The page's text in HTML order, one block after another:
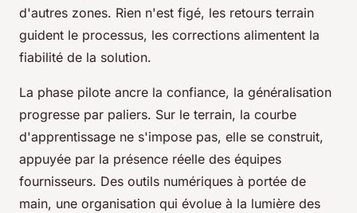
d'autres zones. Rien n'est figé, les retours terrain
guident le processus, les corrections alimentent la
fiabilité de la solution.
La phase pilote ancre la confiance, la généralisation
progresse par paliers. Sur le terrain, la courbe
d'apprentissage ne s'impose pas, elle se construit,
appuyée par la présence réelle des équipes
fournisseurs. Des outils numériques à portée de
main, une organisation qui évolue à la lumière des